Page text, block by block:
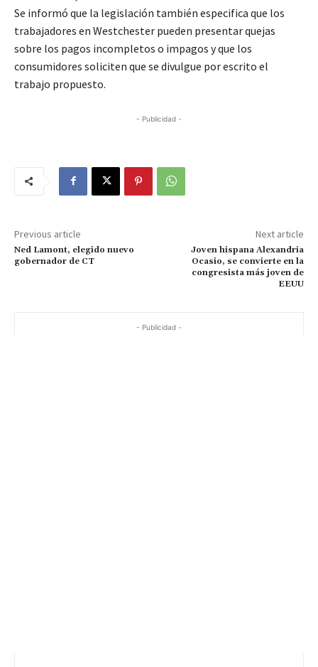
Se informó que la legislación también especifica que los
trabajadores en Westchester pueden presentar quejas
sobre los pagos incompletos o impagos y que los
consumidores soliciten que se divulgue por escrito el
trabajo propuesto.
- Publicidad -
Previous article
Ned Lamont, elegido nuevo
gobernador de CT
Next article
Joven hispana Alexandria
Ocasio, se convierte en la
congresista más joven de
EEUU
- Publicidad -